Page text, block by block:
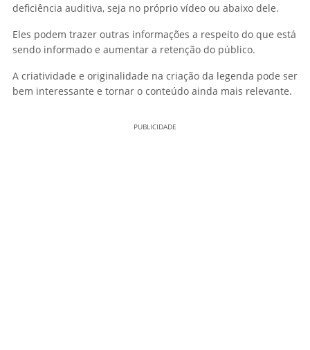
deficiência auditiva, seja no próprio vídeo ou abaixo dele.
Eles podem trazer outras informações a respeito do que está
sendo informado e aumentar a retenção do público.
A criatividade e originalidade na criação da legenda pode ser
bem interessante e tornar o conteúdo ainda mais relevante.
PUBLICIDADE